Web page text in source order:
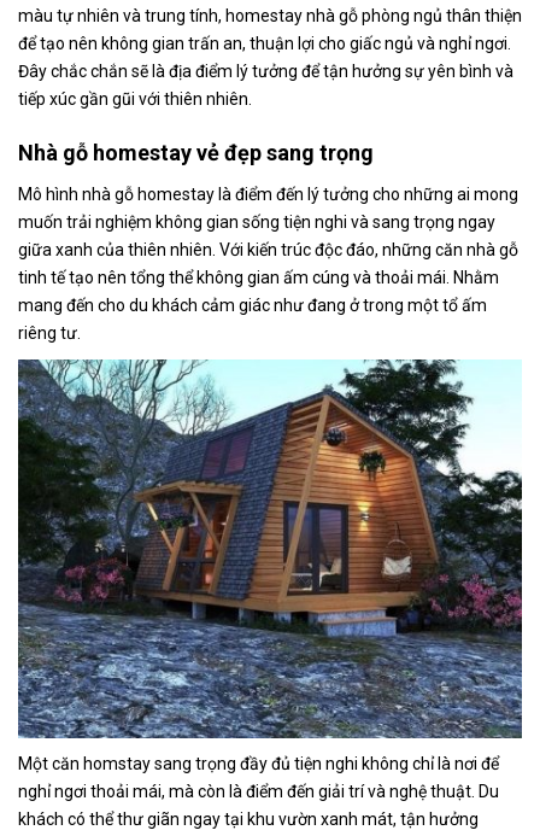
màu tự nhiên và trung tính, homestay nhà gỗ phòng ngủ thân thiện
để tạo nên không gian trấn an, thuận lợi cho giấc ngủ và nghỉ ngơi.
Đây chắc chắn sẽ là địa điểm lý tưởng để tận hưởng sự yên bình và
tiếp xúc gần gũi với thiên nhiên.
Nhà gỗ homestay vẻ đẹp sang trọng
Mô hình nhà gỗ homestay là điểm đến lý tưởng cho những ai mong
muốn trải nghiệm không gian sống tiện nghi và sang trọng ngay
giữa xanh của thiên nhiên. Với kiến trúc độc đáo, những căn nhà gỗ
tinh tế tạo nên tổng thể không gian ấm cúng và thoải mái. Nhằm
mang đến cho du khách cảm giác như đang ở trong một tổ ấm
riêng tư.
Một căn homstay sang trọng đầy đủ tiện nghi không chỉ là nơi để
nghỉ ngơi thoải mái, mà còn là điểm đến giải trí và nghệ thuật. Du
khách có thể thư giãn ngay tại khu vườn xanh mát, tận hưởng